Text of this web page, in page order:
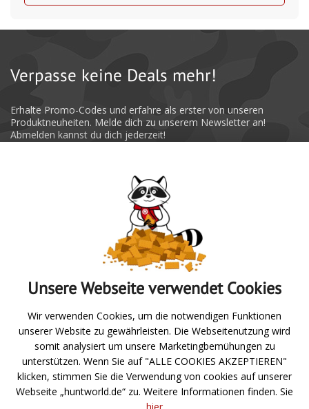
Verpasse keine Deals mehr!
Erhalte Promo-Codes und erfahre als erster von unseren
Produktneuheiten. Melde dich zu unserem Newsletter an!
Abmelden kannst du dich jederzeit!
Absenden
Angeln
Jagd- und Schießsport
Über uns
Unsere Webseite verwendet Cookies
Wir verwenden Cookies, um die notwendigen Funktionen
unserer Website zu gewährleisten. Die Webseitenutzung wird
somit analysiert um unsere Marketingbemühungen zu
unterstützen. Wenn Sie auf "ALLE COOKIES AKZEPTIEREN"
klicken, stimmen Sie die Verwendung von cookies auf unserer
Webseite „huntworld.de“ zu. Weitere Informationen finden. Sie
hier